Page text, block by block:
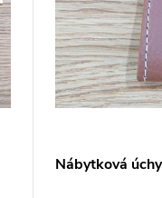
Nábytková